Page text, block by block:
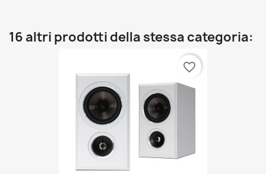
16 altri prodotti della stessa categoria:
favorite_border